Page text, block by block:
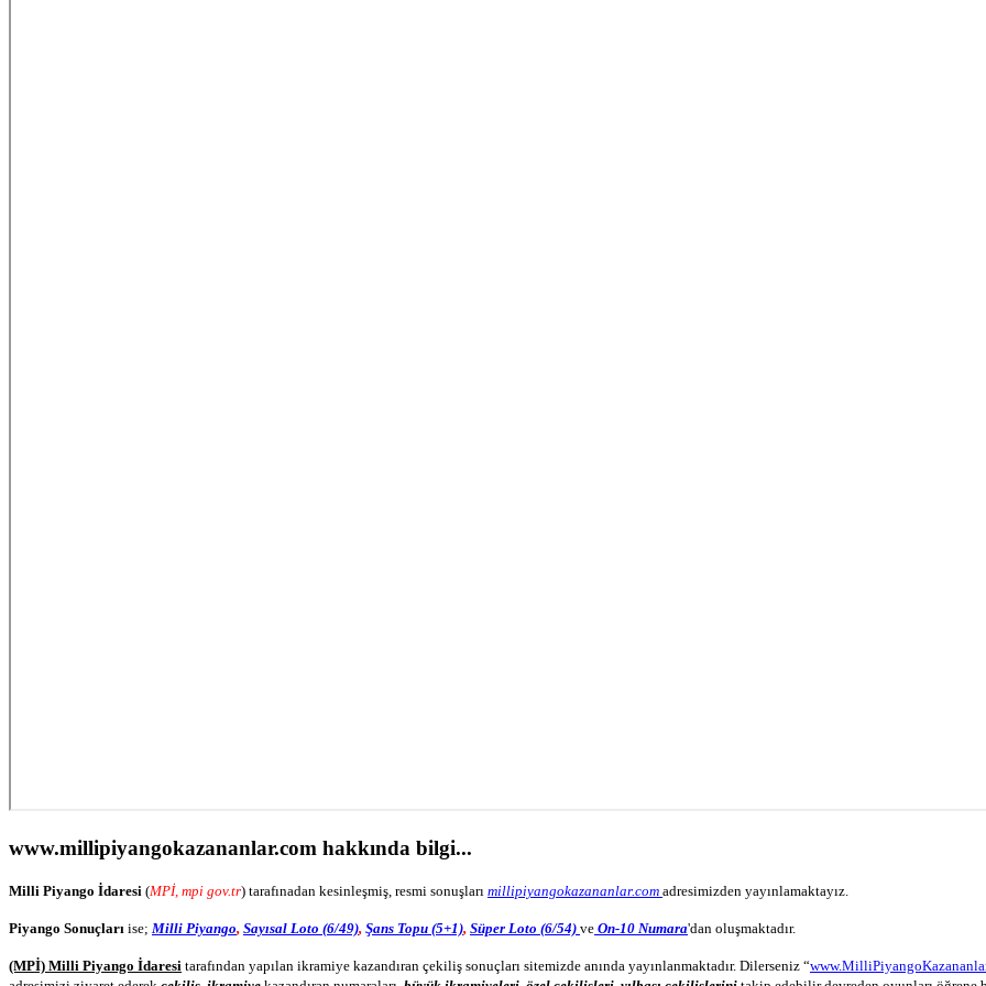
www.millipiyangokazananlar.com hakkında bilgi...
Milli Piyango İdaresi (MPİ, mpi gov.tr) tarafınadan kesinleşmiş, resmi sonuşları millipiyangokazananlar.com adresimizden yayınlamaktayız.
Piyango Sonuçları ise; Milli Piyango, Sayısal Loto (6/49), Şans Topu (5+1), Süper Loto (6/54) ve On-10 Numara'dan oluşmaktadır.
(MPİ) Milli Piyango İdaresi tarafından yapılan ikramiye kazandıran çekiliş sonuçları sitemizde anında yayınlanmaktadır. Dilerseniz “